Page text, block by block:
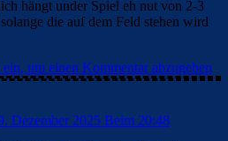
hängt under Spiel eh nut von 2-3
die auf dem Feld stehen wird
um einen Kommentar abzugeben
Dezember 2025 Beim 20:48